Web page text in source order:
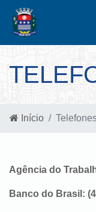
Início
Agência do
Banco do Brasil: